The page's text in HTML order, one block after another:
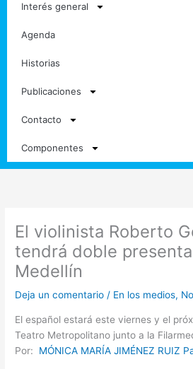
Interés general
Agenda
Historias
Publicaciones
Contacto
Componentes
El violinista Roberto
tendrá doble
Medellín
Deja un comentario / En los medios,
El español estará este viernes y el
Teatro Metropolitano junto a la
Por: MÓNICA MARÍA JIMÉNEZ RUIZ